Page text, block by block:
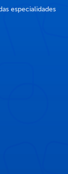
especialidades